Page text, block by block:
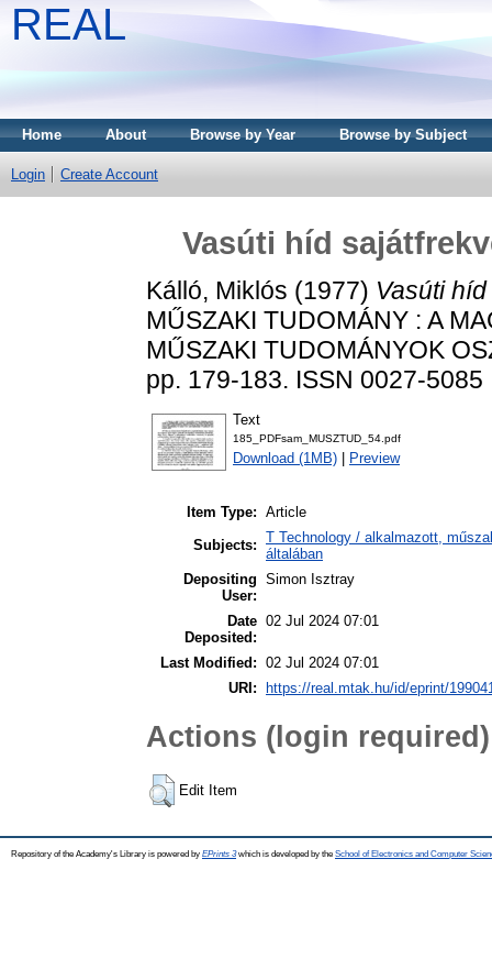
REAL
Home About Browse by Year Browse by Subject
Login Create Account
Vasúti híd
Kálló, Miklós (1977) Vasúti
MŰSZAKI TUDOMÁNY : A
MŰSZAKI TUDOMÁNYOK
pp. 179-183. ISSN 0027-5085
Text
185_PDFsam_MUSZTUD_54.pdf
Download (1MB) Preview
Item Type: Article
Subjects: T Technology / alkalmazott,
általában
Depositing
User:
Simon Isztray
Date
Deposited:
02 Jul 2024 07:01
Last Modified: 02 Jul 2024 07:01
URI:
https://real.mtak.hu/id/eprint/
Actions (login required)
Edit Item
Repository of the Academy's Library is powered by EPrints 3which is developed by the School of Electronics and Computer